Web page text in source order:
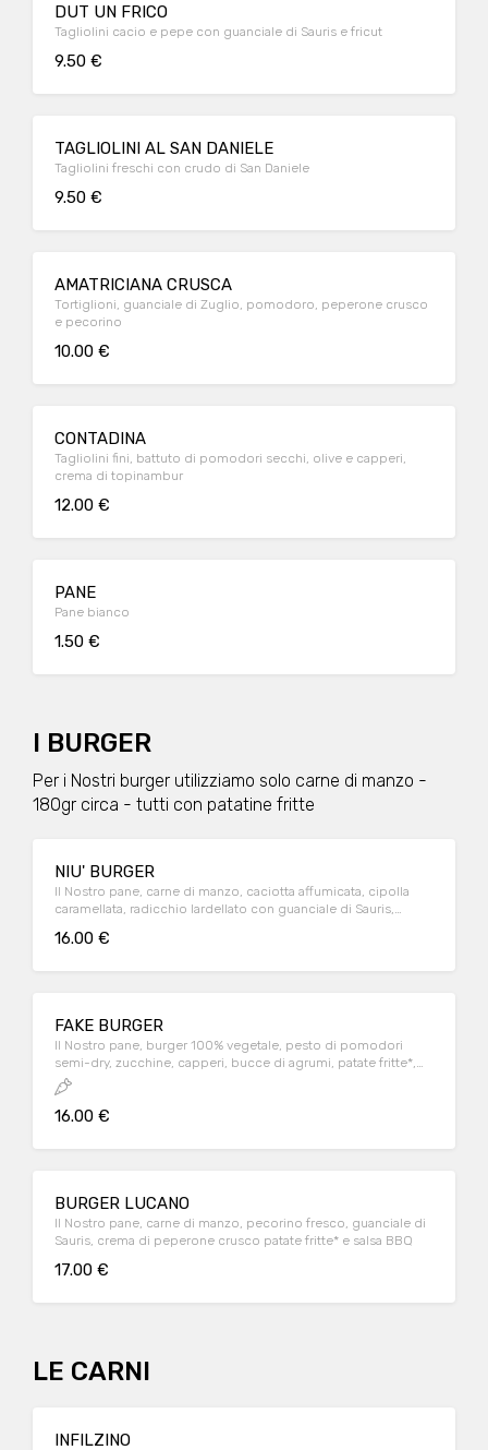
DUT UN FRICO
Tagliolini cacio e pepe con guanciale di Sauris e fricut
9.50 €
TAGLIOLINI AL SAN DANIELE
Tagliolini freschi con crudo di San Daniele
9.50 €
AMATRICIANA CRUSCA
Tortiglioni, guanciale di Zuglio, pomodoro, peperone crusco
e pecorino
10.00 €
CONTADINA
Tagliolini fini, battuto di pomodori secchi, olive e capperi,
crema di topinambur
12.00 €
PANE
Pane bianco
1.50 €
I BURGER
Per i Nostri burger utilizziamo solo carne di manzo -
180gr circa - tutti con patatine fritte
NIU' BURGER
Il Nostro pane, carne di manzo, caciotta affumicata, cipolla
caramellata, radicchio lardellato con guanciale di Sauris,
16.00 €
FAKE BURGER
Il Nostro pane, burger 100% vegetale, pesto di pomodori
semi-dry, zucchine, capperi, bucce di agrumi, patate fritte*,
salsa BBQ.
16.00 €
BURGER LUCANO
Il Nostro pane, carne di manzo, pecorino fresco, guanciale di
Sauris, crema di peperone crusco patate fritte* e salsa BBQ
17.00 €
LE CARNI
INFILZINO